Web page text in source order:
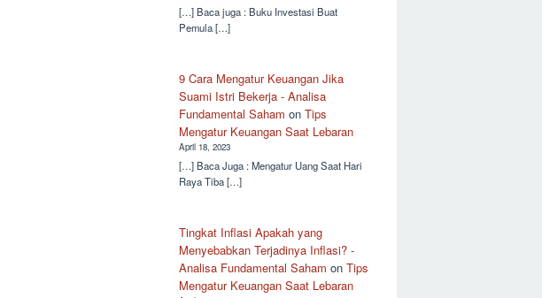
[…] Baca juga : Buku Investasi Buat
Pemula […]
9 Cara Mengatur Keuangan Jika
Suami Istri Bekerja - Analisa
Fundamental Saham onTips
Mengatur Keuangan Saat Lebaran
April 18, 2023
[…] Baca Juga : Mengatur Uang Saat Hari
Raya Tiba […]
Tingkat Inflasi Apakah yang
Menyebabkan Terjadinya Inflasi? -
Analisa Fundamental Saham onTips
Mengatur Keuangan Saat Lebaran